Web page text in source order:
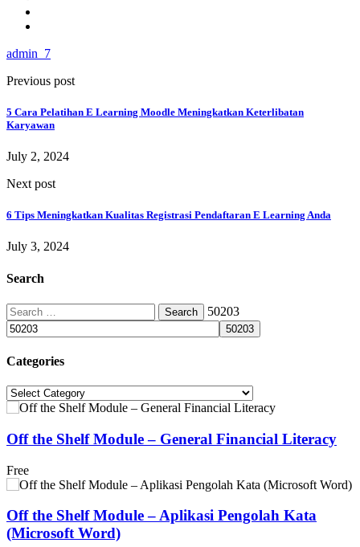
admin_7
Previous post
5 Cara Pelatihan E Learning Moodle Meningkatkan Keterlibatan
Karyawan
July 2, 2024
Next post
6 Tips Meningkatkan Kualitas Registrasi Pendaftaran E Learning Anda
July 3, 2024
Search
Search
for:
50203
Categories
Categories
Off the Shelf Module – General Financial Literacy
Free
Off the Shelf Module – Aplikasi Pengolah Kata
(Microsoft Word)